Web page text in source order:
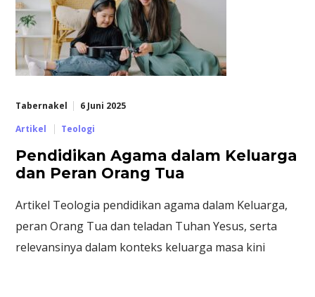
Tabernakel
6 Juni 2025
Artikel
Teologi
Pendidikan Agama dalam Keluarga
dan Peran Orang Tua
Artikel Teologia pendidikan agama dalam Keluarga,
peran Orang Tua dan teladan Tuhan Yesus, serta
relevansinya dalam konteks keluarga masa kini